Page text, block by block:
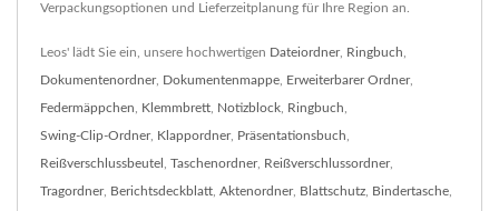
Verpackungsoptionen und Lieferzeitplanung für Ihre Region an.
Leos' lädt Sie ein, unsere hochwertigen Dateiordner, Ringbuch
Dokumentenordner, Dokumentenmappe Erweiterbarer Ordner,
Federmäppchen Klemmbrett Notizblock Ringbuch
Swing-Clip-Ordner, Klappordner, Präsentationsbuch
Reißverschlussbeutel Taschenordner, Reißverschlussordner,
Tragordner, Berichtsdeckblatt Aktenordner, Blattschutz Bindertasche